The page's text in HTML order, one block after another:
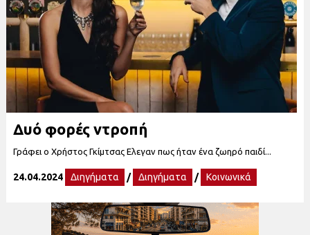
Δυό φορές ντροπή
Γράφει ο Χρήστος Γκίμτσας Ελεγαν πως ήταν ένα ζωηρό παιδί...
24.04.2024 Διηγήματα / Διηγήματα / Κοινωνικά